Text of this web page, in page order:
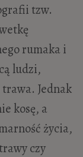
tzw.
rumaka i
ludzi,
Jednak
kosę, a
życia,
czy